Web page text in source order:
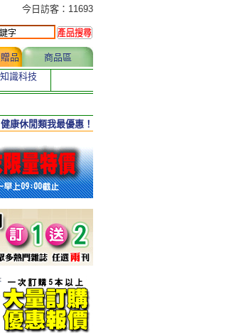
今日訪客：11693
品
商品區
知識科技
健康休閒類我最優惠！